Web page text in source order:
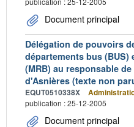
Document principal
Délégation de pouvoirs
départements bus
(MRB) au responsable
d'Asnières (texte non
EQUT0510338X
publication : 25-12-2005
Document principal